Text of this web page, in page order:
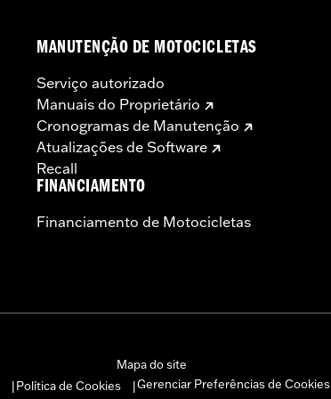
MANUTENÇÃO DE MOTOCICLETAS
Serviço autorizado
Manuais do Proprietário
Cronogramas de Manutenção
Atualizações de Software
Recall
FINANCIAMENTO
Financiamento de Motocicletas
Mapa do site
Política de Cookies Gerenciar Preferências de Cookies